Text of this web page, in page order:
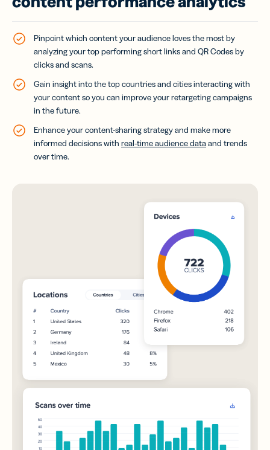
Pinpoint which content your audience loves the most by
analyzing your top performing short links and QR Codes by
clicks and scans.
Gain insight into the top countries and cities interacting with
your content so you can improve your retargeting campaigns
in the future.
Enhance your content-sharing strategy and make more
informed decisions with real-time audience dataand trends
over time.